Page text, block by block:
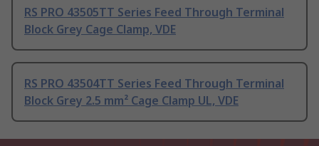
RS PRO 43505TT Series Feed Through Terminal
Block Grey Cage Clamp, VDE
RS PRO 43504TT Series Feed Through Terminal
Block Grey 2.5 mm² Cage Clamp UL, VDE